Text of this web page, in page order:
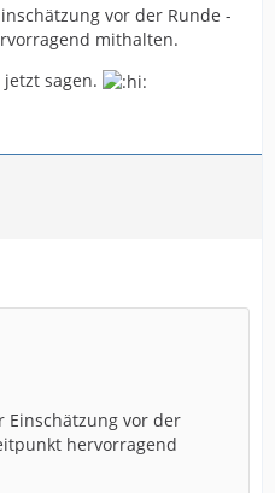
vor der Runde -
mithalten.
sagen.
Einschätzung vor der
hervorragend